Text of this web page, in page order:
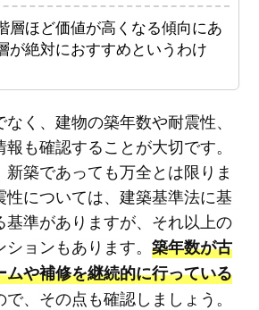
層ほど価値が高くなる傾向にあ
が絶対におすすめというわけ
く、建物の築年数や耐震性、
も確認することが大切です。
築であっても万全とは限りま
については、建築基準法に基
基準がありますが、それ以上の
ョンもあります。 築年数が古
ムや補修を継続的に行っている
で、その点も確認しましょう。